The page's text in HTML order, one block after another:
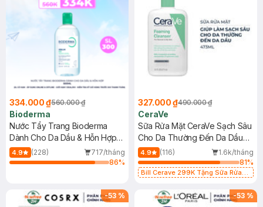
334.000 ₫560.000 ₫
Bioderma
Nước Tẩy Trang Bioderma
Dành Cho Da Dầu & Hỗn Hợp
500ml
4.9 (228)
717/tháng
86%
327.000 ₫490.000 ₫
CeraVe
Sữa Rửa Mặt CeraVe Sạch Sâu
Cho Da Thường Đến Da Dầu
473ml
4.9 (116)
1.6k/tháng
81%
Bill Cerave 299K Tặng Sữa Rửa
-53 % -53 %